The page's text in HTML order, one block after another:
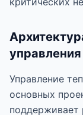
управления
Управление
основных
поддерживает